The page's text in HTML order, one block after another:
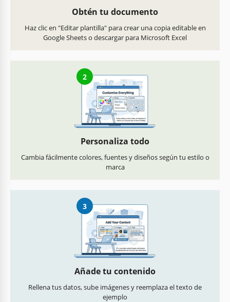
Obtén tu documento
Haz clic en "Editar plantilla" para crear una copia editable en
Google Sheets o descargar para Microsoft Excel
2
Personaliza todo
Cambia fácilmente colores, fuentes y diseños según tu estilo o
marca
3
Añade tu contenido
Rellena tus datos, sube imágenes y reemplaza el texto de
ejemplo